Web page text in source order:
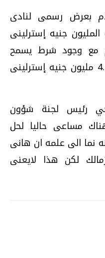
بعرض رسمى لنادى
جنيه إسترلينى
مع وجود شرط يسمح
بالتعاقد مع اللاعب مقابل 4.5 مليون جنيه إسترلينى
رئيس لجنة شؤون
مساعى حاليا لحل
نما الى علمه ان هانى
لكن هذا لايعنى